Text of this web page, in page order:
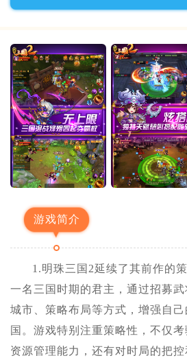
游戏简介
1.明珠三国2延续了其前作的
一名三国时期的君主，通过招募
城市、策略布局等方式，增强自
国。游戏特别注重策略性，不仅考
资源管理能力，还有对时局的把控